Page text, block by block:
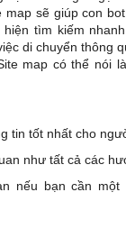
map sẽ giúp con
tìm kiếm
di chuyển thông
map có thể nói
tin tốt nhất cho
như tất cả các
nếu bạn cần một